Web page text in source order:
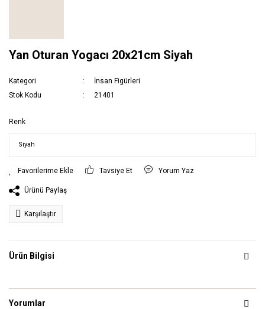
Yan Oturan Yogacı 20x21cm Siyah
Kategori
İnsan Figürleri
Stok Kodu
21401
Renk
Tavsiye Et Yorum Yaz
Ürünü Paylaş
Karşılaştır
Ürün Bilgisi
Yorumlar